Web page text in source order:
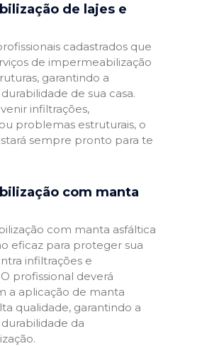
de lajes e
cadastrados que
de impermeabilização
garantindo a
de sua casa.
infiltrações,
problemas estruturais, o
sempre pronto para te
com manta
com manta asfáltica
eficaz para proteger sua
infiltrações e
profissional deverá
a aplicação de manta
qualidade, garantindo a
da